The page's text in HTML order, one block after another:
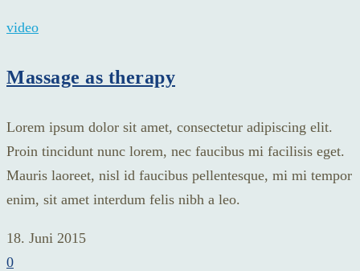
video
Massage as therapy
Lorem ipsum dolor sit amet, consectetur adipiscing elit.
Proin tincidunt nunc lorem, nec faucibus mi facilisis eget.
Mauris laoreet, nisl id faucibus pellentesque, mi mi tempor
enim, sit amet interdum felis nibh a leo.
18. Juni 2015
0